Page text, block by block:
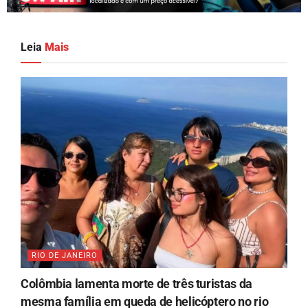
Leia Mais
RIO DE JANEIRO
Colômbia lamenta morte de três turistas da
mesma família em queda de helicóptero no rio